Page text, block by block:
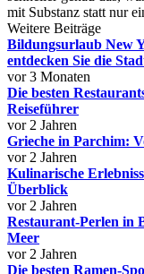
mit Substanz statt nur
Weitere Beiträge
Bildungsurlaub New
entdecken Sie die
vor 3 Monaten
Die besten
Reiseführer
vor 2 Jahren
Grieche in Parchim:
vor 2 Jahren
Kulinarische
Überblick
vor 2 Jahren
Restaurant-Perlen in
Meer
vor 2 Jahren
Die besten Ramen-